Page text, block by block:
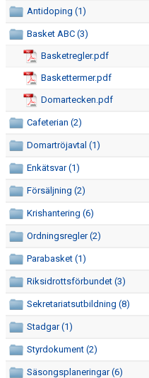
STYRELSEN
ÅRSMÖTE
FÖRENINGSVILLKOR
ANTIDOPING
REKRYTERING OCH
GÅVOKONTO
REHAB
LAGKASSOR
FOTOGRAFERING
Antidoping (1)
Basket ABC (3)
Basketregler.pdf
Baskettermer.pdf
Domartecken.pdf
Cafeterian (2)
Domartröjavtal (1)
Enkätsvar (1)
Försäljning (2)
Krishantering (6)
Ordningsregler (2)
Parabasket (1)
Riksidrottsförbundet (3)
Sekretariatsutbildning (8)
Stadgar (1)
Styrdokument (2)
Säsongsplaneringar (6)